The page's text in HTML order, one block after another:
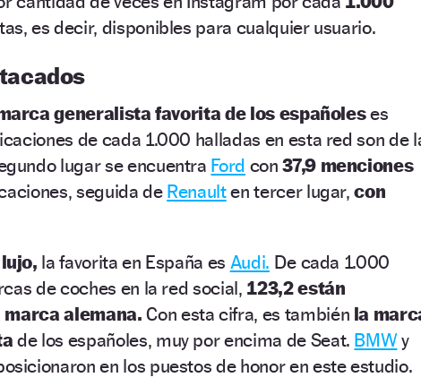
es decir, disponibles para cualquier usuario.
generalista favorita de los españoleses
de cada 1.000 halladas en esta red son de
lugar se encuentra Ford con37,9 menciones
seguida de Renaulten tercer lugar, con
la favorita en España es Audi. De cada 1.000
de coches en la red social, 123,2 están
alemana. Con esta cifra, es también la
de los españoles, muy por encima de Seat. BMWy
en los puestos de honor en este estudio.